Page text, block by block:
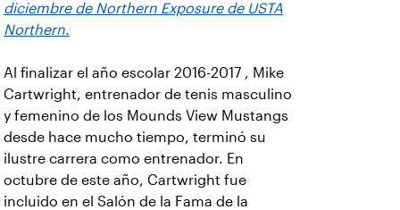
diciembre de Northern Exposure de USTA
Northern.
Al finalizar el año escolar 2016-2017 , Mike
Cartwright, entrenador de tenis masculino
y femenino de los Mounds View Mustangs
desde hace mucho tiempo, terminó su
ilustre carrera como entrenador. En
octubre de este año, Cartwright fue
incluido en el Salón de la Fama de la